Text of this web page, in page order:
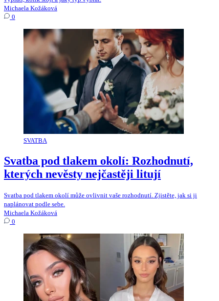
Michaela Kožáková
0
SVATBA
Svatba pod tlakem okolí: Rozhodnutí,
kterých nevěsty nejčastěji litují
Svatba pod tlakem okolí může ovlivnit vaše rozhodnutí. Zjistěte, jak si ji
naplánovat podle sebe.
Michaela Kožáková
0